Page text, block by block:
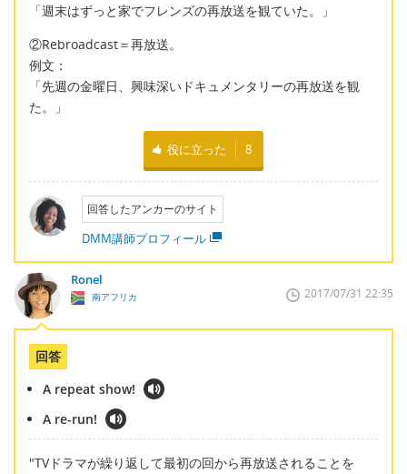
「週末はずっと家でフレンズの再放送を観ていた。」
②Rebroadcast＝再放送。
例文：
「先週の金曜日、興味深いドキュメンタリーの再放送を観
た。」
役に立った 8
回答したアンカーのサイト
DMM講師プロフィール
Ronel
南アフリカ 2017/07/31 22:35
回答
A repeat show!
A re-run!
"TVドラマが繰り返して最初の回から再放送されることを